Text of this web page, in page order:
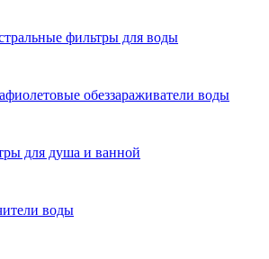
фильтры для воды
обеззараживатели воды
для душа и ванной
воды